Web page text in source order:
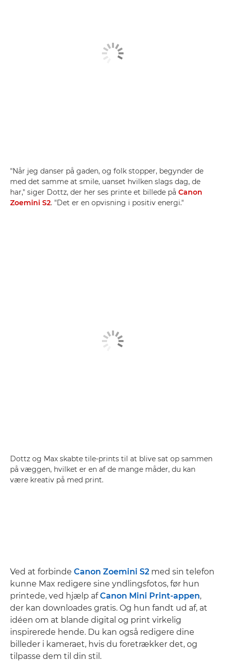
"Når jeg danser på gaden, og folk stopper, begynder de
med det samme at smile, uanset hvilken slags dag, de
har," siger Dottz, der her ses printe et billede på Canon
Zoemini S2. "Det er en opvisning i positiv energi."
Dottz og Max skabte tile-prints til at blive sat op sammen
på væggen, hvilket er en af de mange måder, du kan
være kreativ på med print.
Ved at forbinde Canon Zoemini S2 med sin telefon
kunne Max redigere sine yndlingsfotos, før hun
printede, ved hjælp afCanon Mini Print-appen,
der kan downloades gratis. Og hun fandt ud af, at
idéen om at blande digital og print virkelig
inspirerede hende. Du kan også redigere dine
billeder i kameraet, hvis du foretrækker det, og
tilpasse dem til din stil.